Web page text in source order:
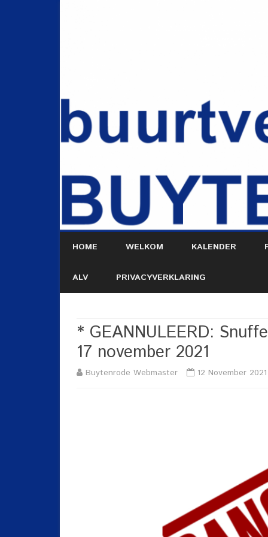
HOME WELKOM KALENDER
ALV PRIVACYVERKLARING
* GEANNULEERD:
17 november 2021
Buytenrode Webmaster 12 November 2021